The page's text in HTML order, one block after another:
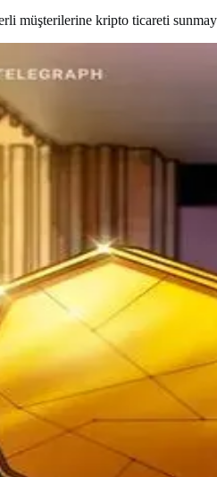
müşterilerine kripto ticareti